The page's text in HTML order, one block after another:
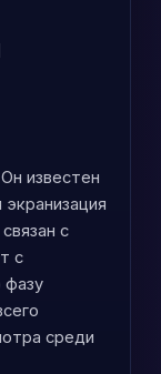
известен
экранизация
с
с
фазу
среди